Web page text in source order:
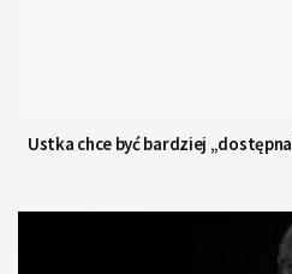
Ustka chce być bardziej